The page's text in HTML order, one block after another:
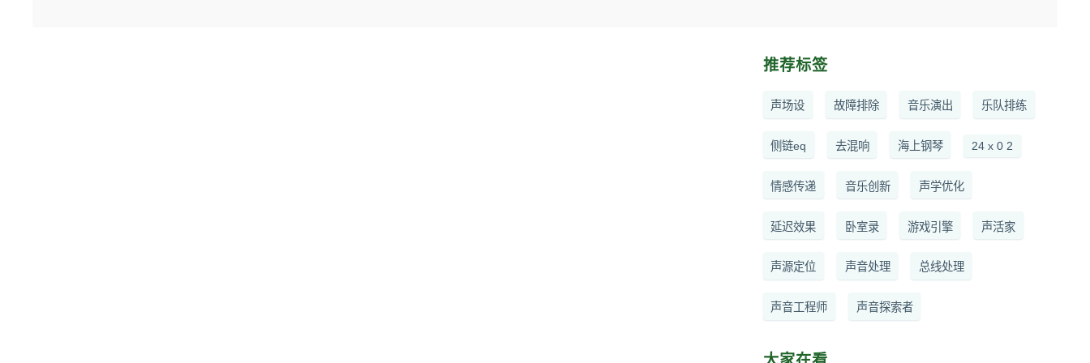
推荐标签
声场设 故障排除 音乐演出 乐队排练
侧链eq 去混响 海上钢琴 24 x 0 2
情感传递 音乐创新 声学优化
延迟效果 卧室录 游戏引擎 声活家
声源定位 声音处理 总线处理
声音工程师 声音探索者